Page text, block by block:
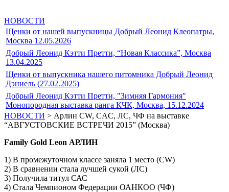
НОВОСТИ
Щенки от нашей выпускницы Добрый Леонид Клеопатры,
Москва 12.05.2026
Добрый Леонид Кэтти Претти, “Новая Классика”, Москва
13.04.2025
Щенки от выпускника нашего питомника Добрый Леонид
Дэниель (27.02.2025)
Добрый Леонид Кэтти Претти, "Зимняя Гармония"
Монопородная выставка ранга КЧК, Москва, 15.12.2024
НОВОСТИ > Арлин CW, CAC, ЛС, ЧФ на выставке
“АВГУСТОВСКИЕ ВСТРЕЧИ 2015” (Москва)
Family Gold Leon АРЛИН
1) В промежуточном классе заняла 1 место (CW)
2) В сравнении стала лучшей сукой (ЛС)
3) Получила титул САС
4) Стала Чемпионом Федерации ОАНКОО (ЧФ)